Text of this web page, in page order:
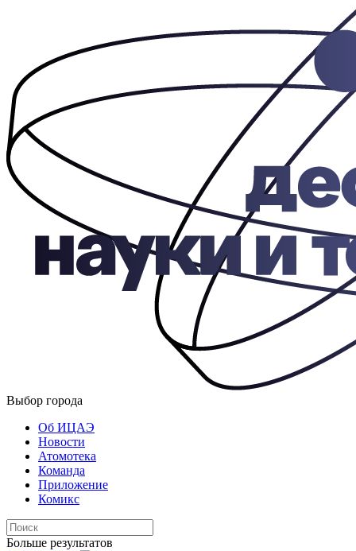
Выбор города
Об ИЦАЭ
Новости
Атомотека
Команда
Приложение
Комикс
Больше результатов